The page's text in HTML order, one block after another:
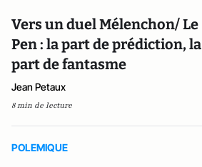
Vers un duel Mélenchon/ Le
Pen : la part de prédiction, la
part de fantasme
Jean Petaux
8 min de lecture
POLEMIQUE